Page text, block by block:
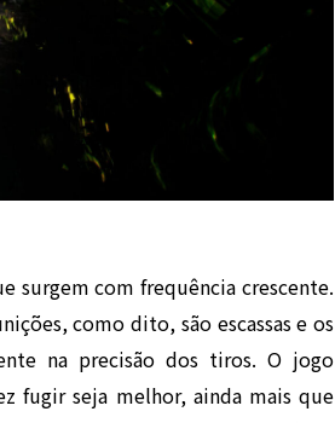
surgem com frequência crescente.
como dito, são escassas e os
na precisão dos tiros. O jogo
fugir seja melhor, ainda mais que